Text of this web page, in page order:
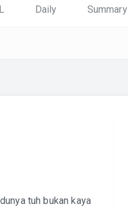
Daily Summary
tuh bukan kaya